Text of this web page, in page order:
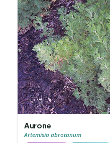
Aurone
Artemisia abrotanum